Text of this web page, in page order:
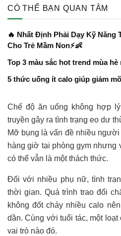
CÓ THỂ BẠN QUAN TÂM
🔥 Nhất Định Phải Dạy Kỹ Năng
Cho Trẻ Mầm Non⚡👶
Top 3 màu sắc hot trend mùa hè
5 thức uống ít calo giúp giảm
Chế độ ăn uống không hợp
truyền gây ra tình trạng eo dư
Mỡ bụng là vấn đề nhiều
hàng giờ tại phòng gym nhưng
có thể vẫn là một thách thức.
Đối với nhiều phụ nữ, tình
thời gian. Quá trình trao đổi
không đốt cháy nhiều calo
dần. Cùng với tuổi tác, một loạt
vai trò nào đó.